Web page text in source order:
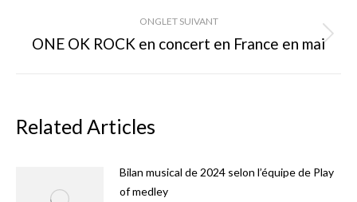
ONGLET SUIVANT
Onglet
ONE OK ROCK en concert en France en mai
Related Articles
Bilan musical de 2024 selon l’équipe de Play
of medley